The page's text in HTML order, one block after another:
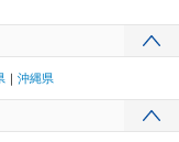
沖縄県